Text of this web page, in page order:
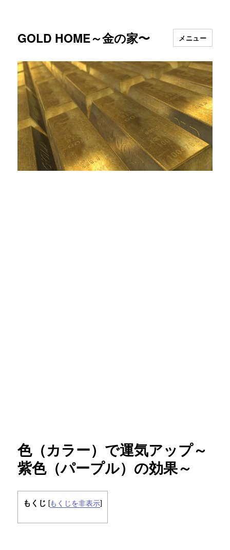
GOLD HOME～金の家〜 メニュー
色（カラー）で運気アップ～
紫色（パープル）の効果～
もくじ [もくじを非表示]